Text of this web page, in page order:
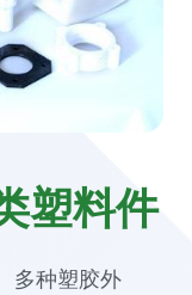
塑料件
多种塑胶外